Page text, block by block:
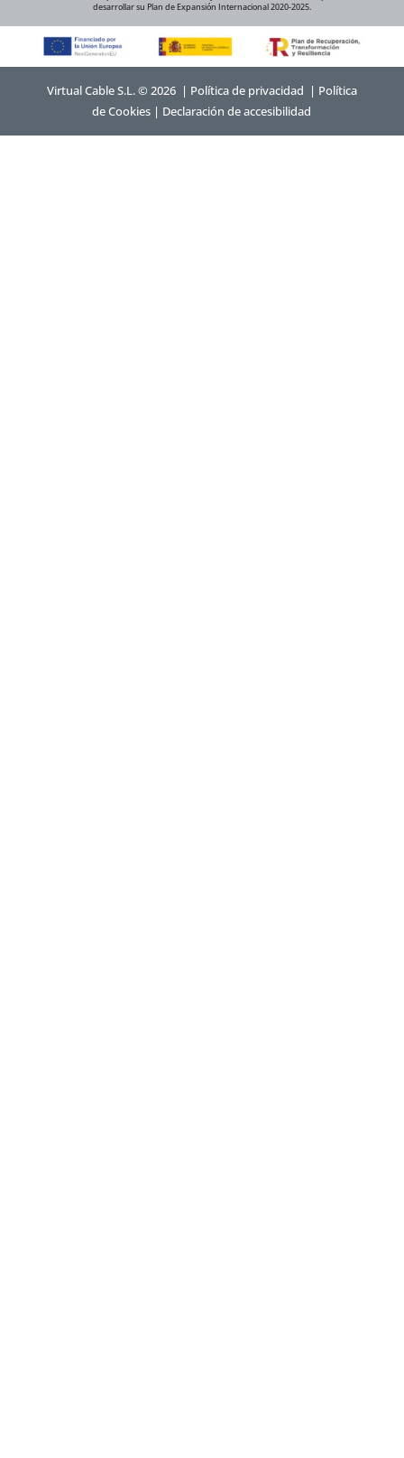
desarrollar su Plan de Expansión Internacional 2020-2025.
Virtual Cable S.L. © 2026 | Política de privacidad | Política
de Cookies | Declaración de accesibilidad